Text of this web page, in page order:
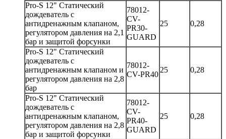
Pro-S 12" Статический
дождеватель с
антидренажным клапаном,
регулятором давления на 2,1
бар и защитой форсунки
78012-
CV-
PR30-
GUARD
25 0,28
Pro-S 12" Статический
дождеватель с
антидренажным клапаном и
регулятором давления на 2,8
бар
78012-
CV-PR40
25 0,28
Pro-S 12" Статический
дождеватель с
антидренажным клапаном,
регулятором давления на 2,8
бар и защитой форсунки
78012-
CV-
PR40-
GUARD
25 0,28